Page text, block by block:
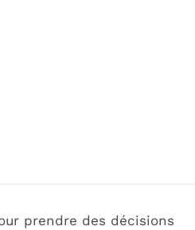
prendre des décisions